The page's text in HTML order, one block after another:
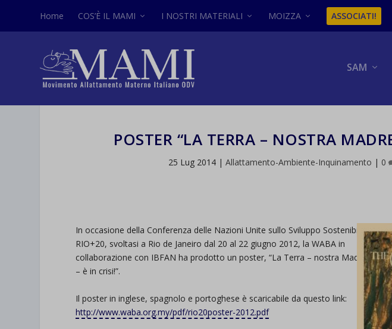
Home COS’È IL MAMI I NOSTRI MATERIALI MOIZZA ASSOCIATI!
SAM
POSTER “LA TERRA – NOSTRA
25 Lug 2014| Allattamento-Ambiente-Inquinamento | 0
In occasione della Conferenza delle Nazioni Unite sullo Sviluppo Sostenibile
RIO+20, svoltasi a Rio de Janeiro dal 20 al 22 giugno 2012, la WABA in
collaborazione con IBFAN ha prodotto un poster, “La Terra – nostra Madre
– è in crisi!”.
Il poster in inglese, spagnolo e portoghese è scaricabile da questo link:
http://www.waba.org.my/pdf/rio20poster-2012.pdf